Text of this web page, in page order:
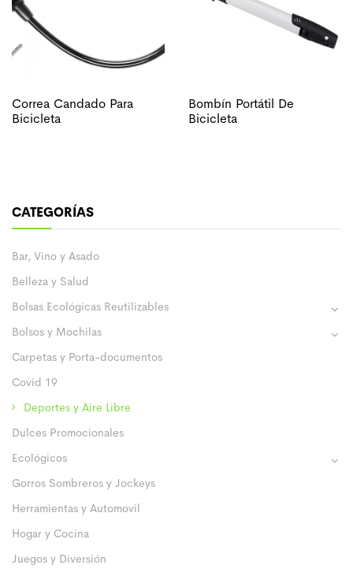
CATEGORÍAS
Bar, Vino y Asado
Belleza y Salud
Bolsas Ecológicas Reutilizables
Bolsos y Mochilas
Carpetas y Porta-documentos
Covid 19
Deportes y Aire Libre
Dulces Promocionales
Ecológicos
Gorros Sombreros y Jockeys
Herramientas y Automovil
Hogar y Cocina
Juegos y Diversión
Correa Candado Para
Bicicleta
Bombín Portátil De
Bicicleta